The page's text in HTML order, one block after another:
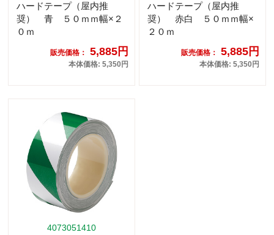
ハードテープ（屋内推
奨） 青 ５０ｍｍ幅×２
０ｍ
販売価格： 5,885円
本体価格: 5,350円
ハードテープ（屋内推
奨） 赤白 ５０ｍｍ幅×
２０ｍ
販売価格： 5,885円
本体価格: 5,350円
4073051410